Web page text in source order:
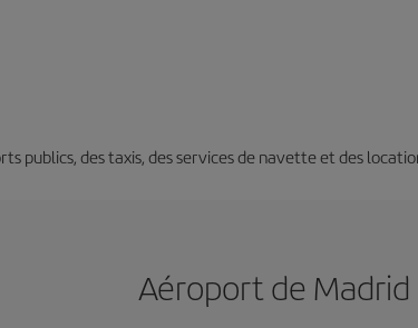
publics, des taxis, des services de navette et des
Aéroport de Madrid